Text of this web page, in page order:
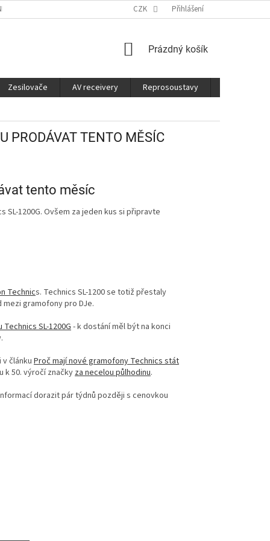
SLUŽBY CZK Přihlášení
NÁKUPNÍ
Prázdný košík
Zesilovače AV receivery Reprosoustavy
PRODÁVAT TENTO MĚSÍC
tento měsíc
1200G. Ovšem za jeden kus si připravte
Technics. Technics SL-1200 se totiž přestaly
gramofony pro DJe.
SL-1200G- k dostání měl být na konci
článku Proč mají nové gramofony Technics stát
k 50. výročí značky za necelou půlhodinu.
dorazit pár týdnů později s cenovkou